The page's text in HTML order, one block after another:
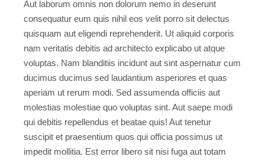
Aut laborum omnis non dolorum nemo in deserunt
consequatur eum quis nihil eos velit porro sit delectus
quisquam aut eligendi reprehenderit. Ut aliquid corporis
nam veritatis debitis ad architecto explicabo ut atque
voluptas. Nam blanditiis incidunt aut sint aspernatur cum
ducimus ducimus sed laudantium asperiores et quas
aperiam ut rerum modi. Sed assumenda officiis aut
molestias molestiae quo voluptas sint. Aut saepe modi
qui debitis repellendus et beatae quis! Aut tenetur
suscipit et praesentium quos qui officia possimus ut
impedit mollitia. Est error libero sit nisi fuga aut totam